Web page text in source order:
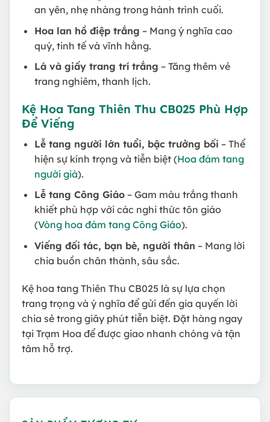
an yên, nhẹ nhàng trong hành trình cuối.
Hoa lan hồ điệp trắng – Mang ý nghĩa cao
quý, tinh tế và vĩnh hằng.
Lá và giấy trang trí trắng – Tăng thêm vẻ
trang nghiêm, thanh lịch.
Kệ Hoa Tang Thiên Thu CB025 Phù Hợp
Để Viếng
Lễ tang người lớn tuổi, bậc trưởng bối – Thể
hiện sự kính trọng và tiễn biệt (Hoa đám tang
người già).
Lễ tang Công Giáo– Gam màu trắng thanh
khiết phù hợp với các nghi thức tôn giáo
(Vòng hoa đám tang Công Giáo).
Viếng đối tác, bạn bè, người thân – Mang lời
chia buồn chân thành, sâu sắc.
Kệ hoa tang Thiên Thu CB025 là sự lựa chọn
trang trọng và ý nghĩa để gửi đến gia quyến lời
chia sẻ trong giây phút tiễn biệt. Đặt hàng ngay
tại Trạm Hoa để được giao nhanh chóng và tận
tâm hỗ trợ.